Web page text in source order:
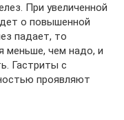
При увеличенной
о повышенной
падает, то
меньше, чем надо, и
Гастриты с
проявляют